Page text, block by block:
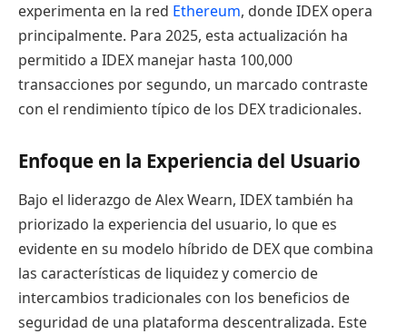
experimenta en la red Ethereum, donde IDEX opera
principalmente. Para 2025, esta actualización ha
permitido a IDEX manejar hasta 100,000
transacciones por segundo, un marcado contraste
con el rendimiento típico de los DEX tradicionales.
Enfoque en la Experiencia del Usuario
Bajo el liderazgo de Alex Wearn, IDEX también ha
priorizado la experiencia del usuario, lo que es
evidente en su modelo híbrido de DEX que combina
las características de liquidez y comercio de
intercambios tradicionales con los beneficios de
seguridad de una plataforma descentralizada. Este